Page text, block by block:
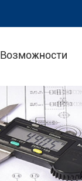
Возможности